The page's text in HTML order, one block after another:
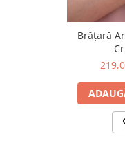
Brățară